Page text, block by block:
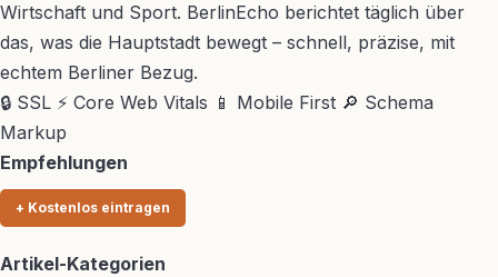
Wirtschaft und Sport. BerlinEcho berichtet täglich über
das, was die Hauptstadt bewegt – schnell, präzise, mit
echtem Berliner Bezug.
🔒 SSL ⚡ Core Web Vitals 📱 Mobile First 🔎 Schema
Markup
Empfehlungen
+ Kostenlos eintragen
Artikel-Kategorien